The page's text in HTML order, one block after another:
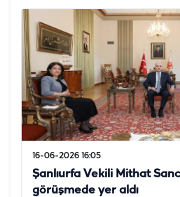
16-06-2026 16:05
Şanlıurfa Vekili Mithat
görüşmede yer aldı